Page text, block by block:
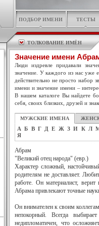
ПОДБОР ИМЕНИ ТЕСТЫ
ТОЛКОВАНИЕ ИМЁН
Значение имени
Люди издревле придавали
значение. У каждого из нас уже
действительно не просто набор
имени и значение имени –
В нашем каталоге Вы найдете
себя, своих близких, друзей и
МУЖСКИЕ ИМЕНА
А Б В Г Д Е Ж З И К Л
Я
Абрам
"Великий отец народа" (евр.)
Характер сложный,
родителям не доставляет.
работе. Он материалист,
Абрама привлекают точные
Он внимателен к своим
непокорный. Всегда
недипломатичен, что